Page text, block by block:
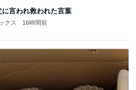
に言われ救われた言葉
クス 16時間前